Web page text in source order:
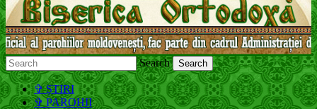
Молдавская Православная Церковь,
Московский Патриархат
Search
✞ ȘTIRI
✞ PAROHII